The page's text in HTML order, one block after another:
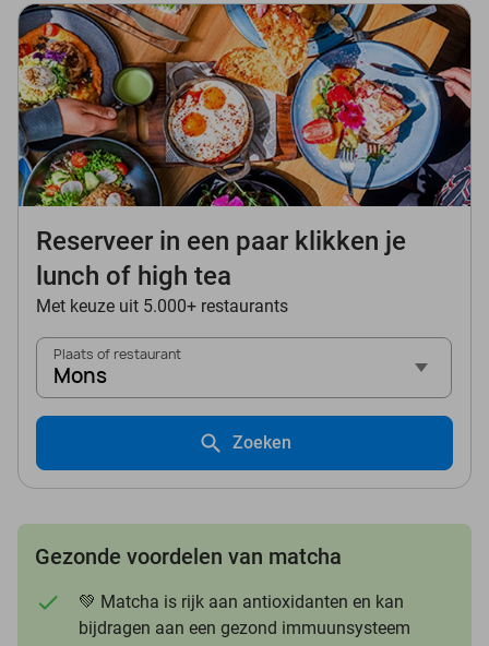
Reserveer in een paar klikken je
lunch of high tea
Met keuze uit 5.000+ restaurants
Plaats of restaurant
Mons
Zoeken
Gezonde voordelen van matcha
💚 Matcha is rijk aan antioxidanten en kan
bijdragen aan een gezond immuunsysteem